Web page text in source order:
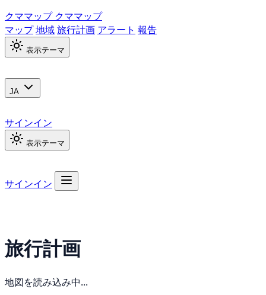
クママップ クママップ
マップ地域旅行計画 アラート 報告
表示テーマ
JA
サインイン
表示テーマ
サインイン
旅行計画
地図を読み込み中...